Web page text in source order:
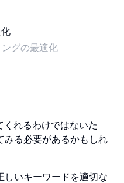
グの最適化
れるわけではないた
みる必要があるかもしれ
しいキーワードを適切な